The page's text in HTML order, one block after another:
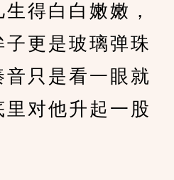
得白白嫩嫩，
更是玻璃弹珠
只是看一眼就
对他升起一股